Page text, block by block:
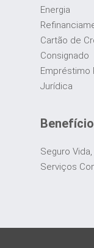
Energia
Cartão de
Consignado
Empréstimo
Jurídica
Seguro
Serviços